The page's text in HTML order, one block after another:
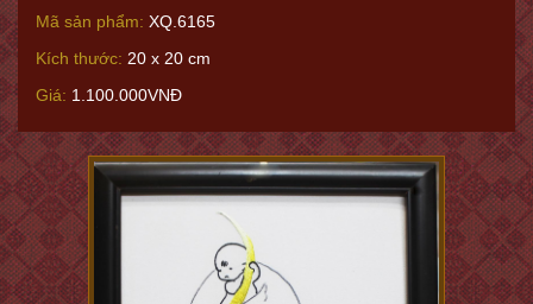
Mã sản phẩm: XQ.6165
Kích thước: 20 x 20 cm
Giá: 1.100.000VNĐ